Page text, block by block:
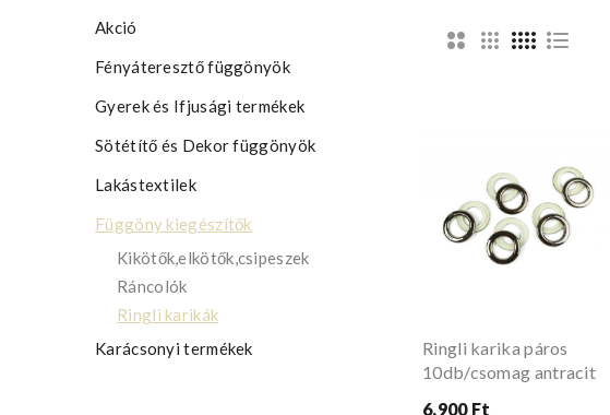
Akció
Fényáteresztő függönyök
Gyerek és Ifjusági termékek
Sötétítő és Dekor függönyök
Lakástextilek
Függöny kiegészítők
Kikötők,elkötők,csipeszek
Ráncolók
Ringli karikák
Karácsonyi termékek
Ringli karika páros
10db/csomag antracit
6,900 Ft